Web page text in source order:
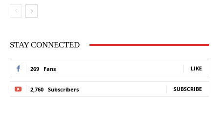
STAY CONNECTED
269 Fans LIKE
2,760 Subscribers SUBSCRIBE